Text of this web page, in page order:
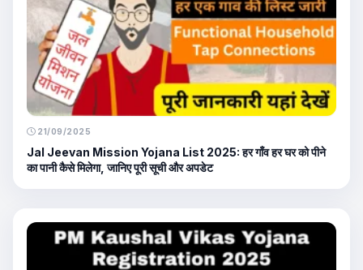
21/09/2025
Jal Jeevan Mission Yojana List 2025: हर गाँव हर घर को पीने
का पानी कैसे मिलेगा, जानिए पूरी सूची और अपडेट